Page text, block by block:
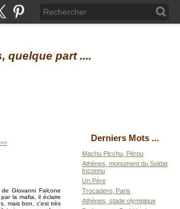
quelque part ....
Giovanni Falcone
la mafia, il éclaire
mais bon, c'est très
Derniers Mots ...
Machu Picchu, Pérou
Athènes, monument du Soldat
Inconnu
Un Père
Trocadero, Paris
Athènes, stade olympique